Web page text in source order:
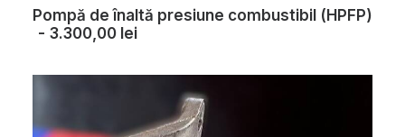
Pompă de înaltă presiune combustibil (HPFP)
3.300,00 lei